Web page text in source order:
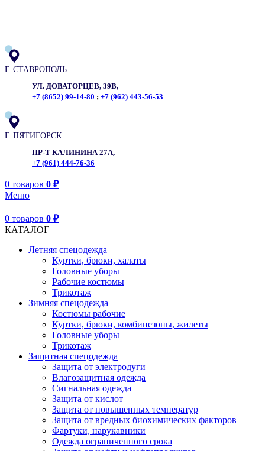
Г. СТАВРОПОЛЬ
УЛ. ДОВАТОРЦЕВ, 39В,
+7 (8652) 99-14-80 ; +7 (962) 443-56-53
Г. ПЯТИГОРСК
ПР-Т КАЛИНИНА 27А,
+7 (961) 444-76-36
0 товаров 0 ₽
Меню
0 товаров 0 ₽
КАТАЛОГ
Летняя спецодежда
Куртки, брюки, халаты
Головные уборы
Рабочие костюмы
Трикотаж
Зимняя спецодежда
Костюмы рабочие
Куртки, брюки, комбинезоны, жилеты
Головные уборы
Трикотаж
Защитная спецодежда
Защита от электродуги
Влагозащитная одежда
Сигнальная одежда
Защита от кислот
Защита от повышенных температур
Защита от вредных биохимических факторов
Фартуки, нарукавники
Одежда ограниченного срока